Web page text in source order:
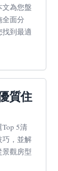
為您盤
全面分
到最適
質住
5清
巧，並解
觀房型